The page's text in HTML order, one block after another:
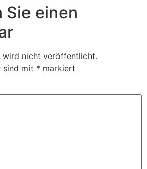
Sie einen
wird nicht veröffentlicht.
sind mit * markiert